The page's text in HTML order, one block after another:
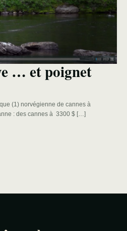
… et poignet
(1) norvégienne de cannes à
: des cannes à 3300 $ […]